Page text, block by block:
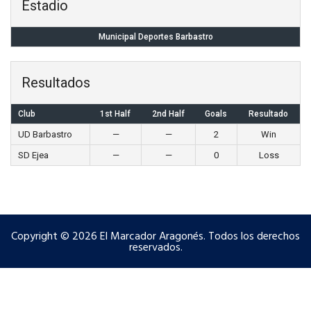
Estadio
Municipal Deportes Barbastro
Resultados
Club 1st Half 2nd Half Goals Resultado
UD Barbastro — — 2
Win
SD Ejea
— — 0 Loss
Copyright © 2026 El Marcador Aragonés. Todos los derechos
reservados.